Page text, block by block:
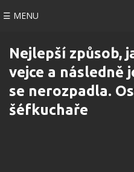
☰ MENU
Nejlepší způsob,
vejce a následně
se nerozpadla.
šéfkuchaře